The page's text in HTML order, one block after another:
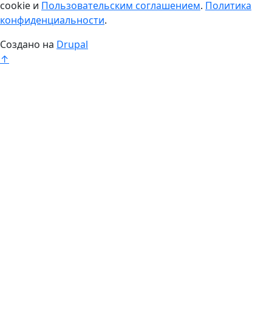
cookie и Пользовательским соглашением. Политика
конфиденциальности.
Создано на Drupal
↑